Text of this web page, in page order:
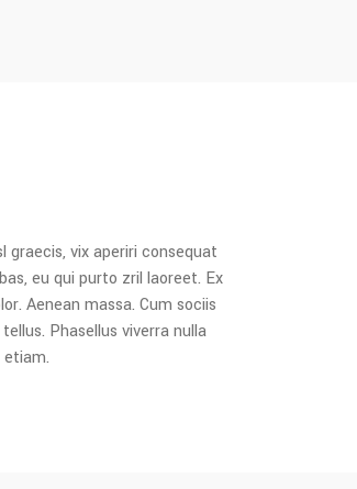
graecis, vix aperiri consequat
eu qui purto zril laoreet. Ex
Aenean massa. Cum sociis
Phasellus viverra nulla